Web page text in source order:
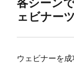
ェビナー
ウェビナーを